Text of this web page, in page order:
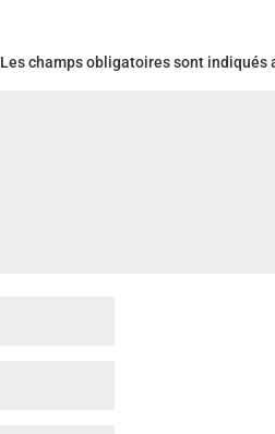
Les champs obligatoires sont indiqués